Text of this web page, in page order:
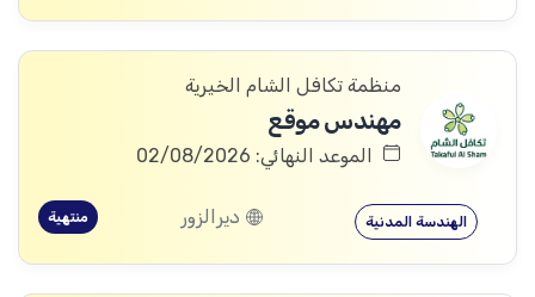
منظمة تكافل الشام الخيرية
مهندس موقع
الموعد النهائي: 02/08/2026
الهندسة المدنية ديرالزور منتهية